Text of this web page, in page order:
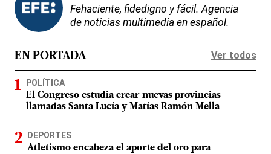
Fehaciente, fidedigno y fácil. Agencia
de noticias multimedia en español.
EN PORTADA Ver todos
POLÍTICA
El Congreso estudia crear nuevas provincias
llamadas Santa Lucía y Matías Ramón Mella
DEPORTES
Atletismo encabeza el aporte del oro para